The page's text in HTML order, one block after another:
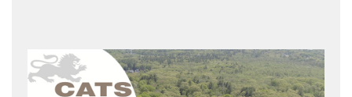
Khoa học máy tính…Trường cũng được bình chọn
là một trong những ngôi trường đáng học nhất
trong khu vực các nước ASEAN và Châu Á.Xem